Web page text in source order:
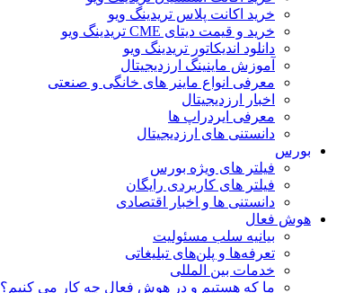
خرید اکانت پلاس تریدینگ ویو
خرید و قیمت دیتای CME تریدینگ ویو
دانلود اندیکاتور تریدینگ ویو
آموزش ماینینگ ارزدیجیتال
معرفی انواع ماینر های خانگی و صنعتی
اخبار ارزدیجیتال
معرفی ایردراپ ها
دانستنی های ارزدیجیتال
بورس
فیلتر های ویژه بورس
فیلتر های کاربردی رایگان
دانستنی ها و اخبار اقتصادی
هوش فعال
بیانیه سلب مسئولیت
تعرفه‌ها و پلن‌های تبلیغاتی
خدمات بین المللی
ما که هستیم و در هوش فعال چه کار می کنیم؟